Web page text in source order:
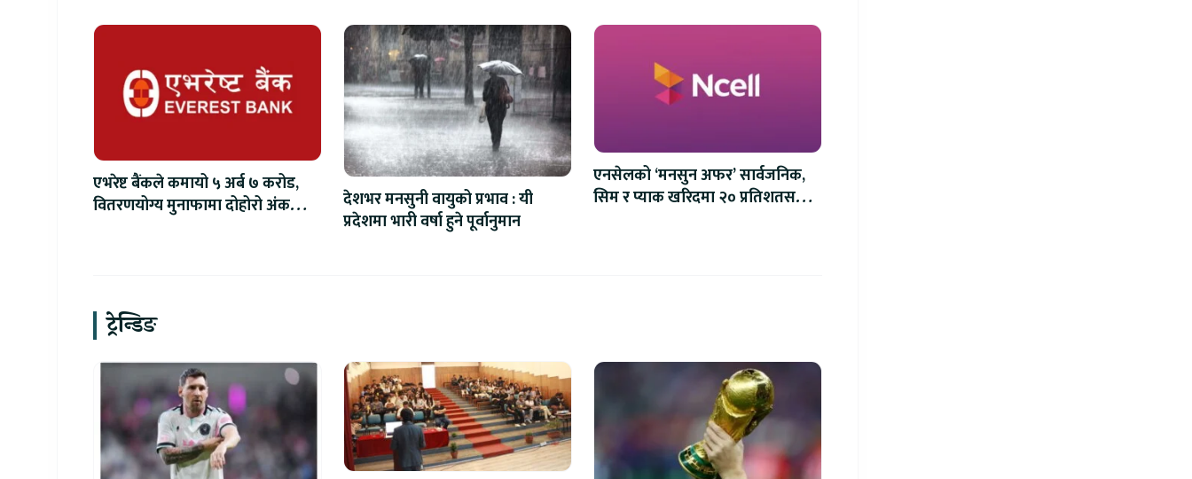
एभरेष्ट बैंकले कमायो ५ अर्ब ७ करोड,
वितरणयोग्य मुनाफामा दोहोरो अंकको
देशभर मनसुनी वायुको प्रभाव : यी
प्रदेशमा भारी वर्षा हुने पूर्वानुमान
एनसेलको ‘मनसुन अफर’ सार्वजनिक,
सिम र प्याक खरिदमा २० प्रतिशतसम्म
ट्रेन्डिङ